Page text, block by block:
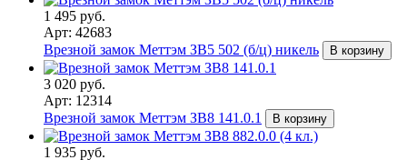
1 495 руб.
Арт: 42683
Врезной замок Меттэм ЗВ5 502 (б/ц) никель
В корзину
3 020 руб.
Арт: 12314
Врезной замок Меттэм ЗВ8 141.0.1
В корзину
1 935 руб.